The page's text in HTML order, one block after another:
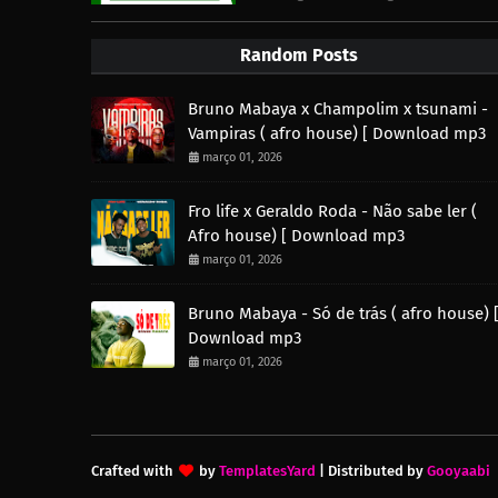
Random Posts
Bruno Mabaya x Champolim x tsunami -
Vampiras ( afro house) [ Download mp3
março 01, 2026
Fro life x Geraldo Roda - Não sabe ler (
Afro house) [ Download mp3
março 01, 2026
Bruno Mabaya - Só de trás ( afro house) [
Download mp3
março 01, 2026
Crafted with by TemplatesYard | Distributed by Gooyaabi